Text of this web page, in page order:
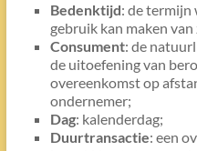
Bedenktijd: de termijn
gebruik kan maken
Consument: de
de uitoefening van
overeenkomst op
ondernemer;
Dag: kalenderdag;
Duurtransactie: een